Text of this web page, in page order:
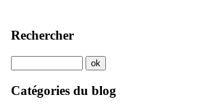
Rechercher
Catégories du blog